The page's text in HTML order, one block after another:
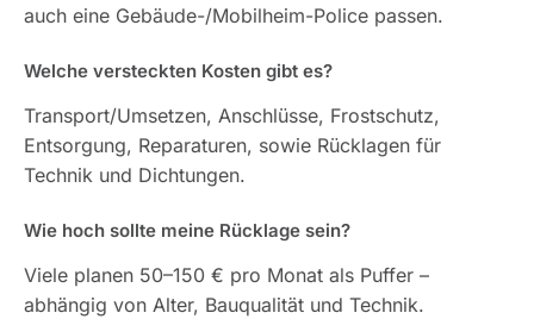
auch eine Gebäude-/Mobilheim-Police passen.
Welche versteckten Kosten gibt es?
Transport/Umsetzen, Anschlüsse, Frostschutz,
Entsorgung, Reparaturen, sowie Rücklagen für
Technik und Dichtungen.
Wie hoch sollte meine Rücklage sein?
Viele planen 50–150 € pro Monat als Puffer –
abhängig von Alter, Bauqualität und Technik.